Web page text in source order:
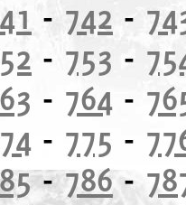
- 742 -
- 753 -
- 764 -
- 775 -
-786-